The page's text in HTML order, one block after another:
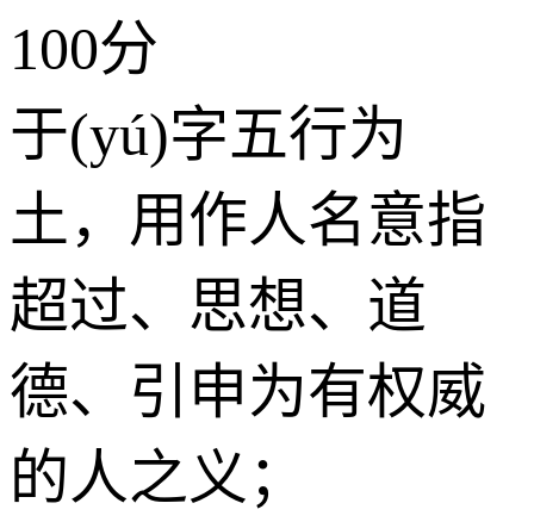
100分
于(yú)字五行为
土，用作人名意指
超过、思想、道
德、引申为有权威
的人之义；